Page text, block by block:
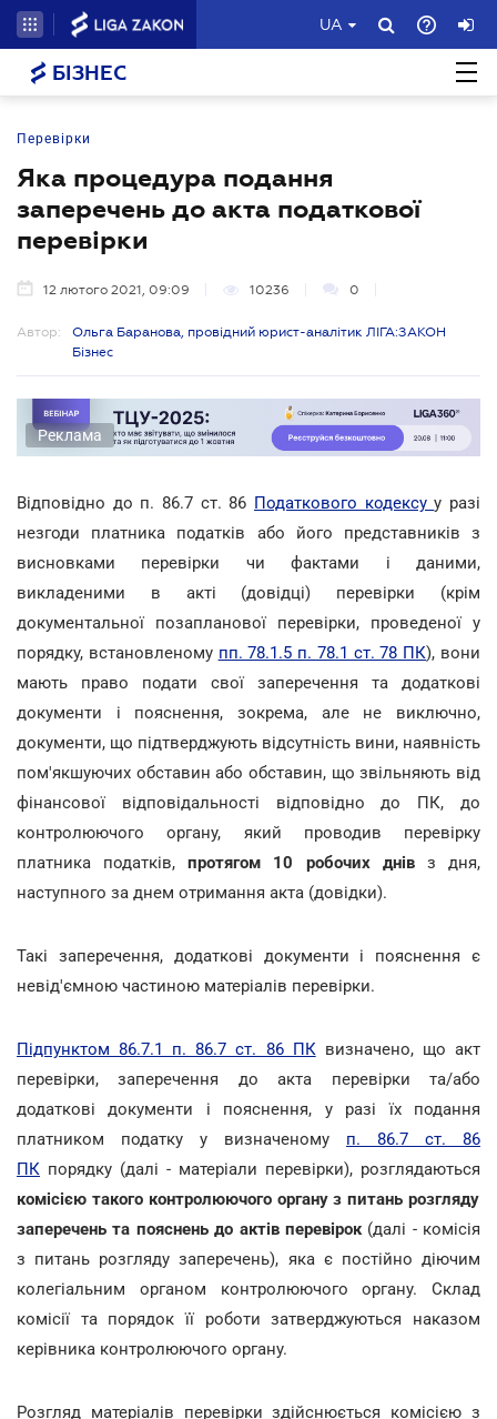
UA
БІЗНЕС
Перевірки
Яка процедура подання
заперечень до акта податкової
перевірки
12 лютого 2021, 09:09 10236 0
Автор:
Ольга Баранова, провідний юрист-аналітик ЛІГА:ЗАКОН
Бізнес
Реклама
Відповідно до п. 86.7 ст. 86 Податкового кодексуу разі
незгоди платника податків або його представників з
висновками перевірки чи фактами і даними,
викладеними в акті (довідці) перевірки (крім
документальної позапланової перевірки, проведеної у
порядку, встановленому пп. 78.1.5 п. 78.1 ст. 78 ПК), вони
мають право подати свої заперечення та додаткові
документи і пояснення, зокрема, але не виключно,
документи, що підтверджують відсутність вини, наявність
пом'якшуючих обставин або обставин, що звільняють від
фінансової відповідальності відповідно до ПК, до
контролюючого органу, який проводив перевірку
платника податків,протягом 10 робочих днівз дня,
наступного за днем отримання акта (довідки).
Такі заперечення, додаткові документи і пояснення є
невід'ємною частиною матеріалів перевірки.
Підпунктом 86.7.1 п. 86.7 ст. 86 ПКвизначено, що акт
перевірки, заперечення до акта перевірки та/або
додаткові документи і пояснення, у разі їх подання
платником податку у визначеному п. 86.7 ст. 86
ПК порядку (далі - матеріали перевірки), розглядаються
комісією такого контролюючого органу з питань розгляду
заперечень та пояснень до актів перевірок (далі - комісія
з питань розгляду заперечень), яка є постійно діючим
колегіальним органом контролюючого органу. Склад
комісії та порядок її роботи затверджуються наказом
керівника контролюючого органу.
Розгляд матеріалів перевірки здійснюється комісією з